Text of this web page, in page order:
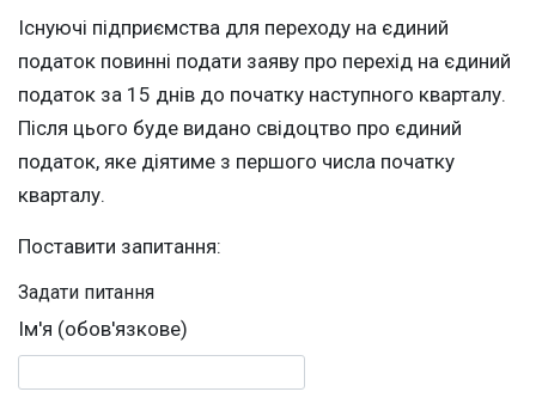
Існуючі підприємства для переходу на єдиний
податок повинні подати заяву про перехід на єдиний
податок за 15 днів до початку наступного кварталу.
Після цього буде видано свідоцтво про єдиний
податок, яке діятиме з першого числа початку
кварталу.
Поставити запитання:
Задати питання
Ім'я (обов'язкове)